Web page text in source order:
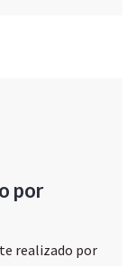
por
realizado por